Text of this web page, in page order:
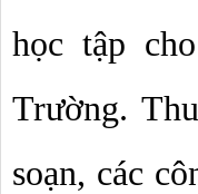
học tập
Trường.
soạn, các